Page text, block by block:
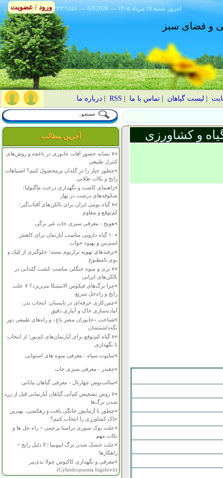
٢٣/٢/١٤٤٨ --- 8/8/2026 --- ۱۴۰۵ شنبه ۱۷ مرداد امروز
و فضای سبز
لیست گیاهان |تماس با ما RSS
|درباره ما
آخرین مطالب
>
۷ نشانه حضور آفات جانوری در باغچه و روش‌های
کنترل طبیعی
>چطور خیار را در گلدان پرمحصول کنیم؟ اشتباهات
رایج و نکات طلایی
>راهنمای کاشت و نگهداری درخت ماگنولیا؛
شکوفه‌های درشت در بهار
>
۷ گیاه بومی ایران برای بالکن‌های آفتاب‌گیر؛
کم‌توقع و مقاوم
>هویج - معرفی سبزی جات غیر برگی
>
۱۰ گیاه دارویی مناسب آپارتمان برای کاهش
استرس و بهبود خواب
>ترفندهای تهویه تراریوم بسته؛ جلوگیری از کپک و
بوی نامطبوع
>
۷ بری و میوه جنگلی مناسب کشت گلدانی در
بالکن‌های ایرانی
>
چرا برگ‌های فیکوس الاستیکا می‌ریزد؟ ۷ علت
رایج و راه‌حل سریع
>چمن‌کاری حرفه‌ای در تابستان: انتخاب بذر،
آماده‌سازی خاک و آبیاری دقیق
>شناخت «جانوران مضر باغ» و راه‌های طبیعی دور
نگه‌داشتنشان
>
۷ گیاه کم‌توقع برای آپارتمان‌های کم‌نور؛ از انتخاب
تا نگهداری
>ساپوت سیاه - معرفی میوه های استوایی
>چغندر - معرفی سبزی جات
>سالت‌بوش چهاربال - معرفی گیاهان بیابانی
>
۷ روش تشخیص کم‌آبی گیاهان آپارتمانی قبل از زرد
شدن برگ‌ها
>چطور با آزمایش خانگی بافت و زهکشی، بهترین
خاک کشاورزی را انتخاب کنیم؟
>علت نوک سوزی دراسنا پرچمی + راه حل ها و
نکات مهم
>
علت خشک شدن برگ ایپومیا | 8 دلیل رایج +
راهکارها
>معرفی و نگهداری کاکتوس چولا تدی‌بیر
(Cylindropuntia bigelovii)
و کشاورزی
ورود / عضویت